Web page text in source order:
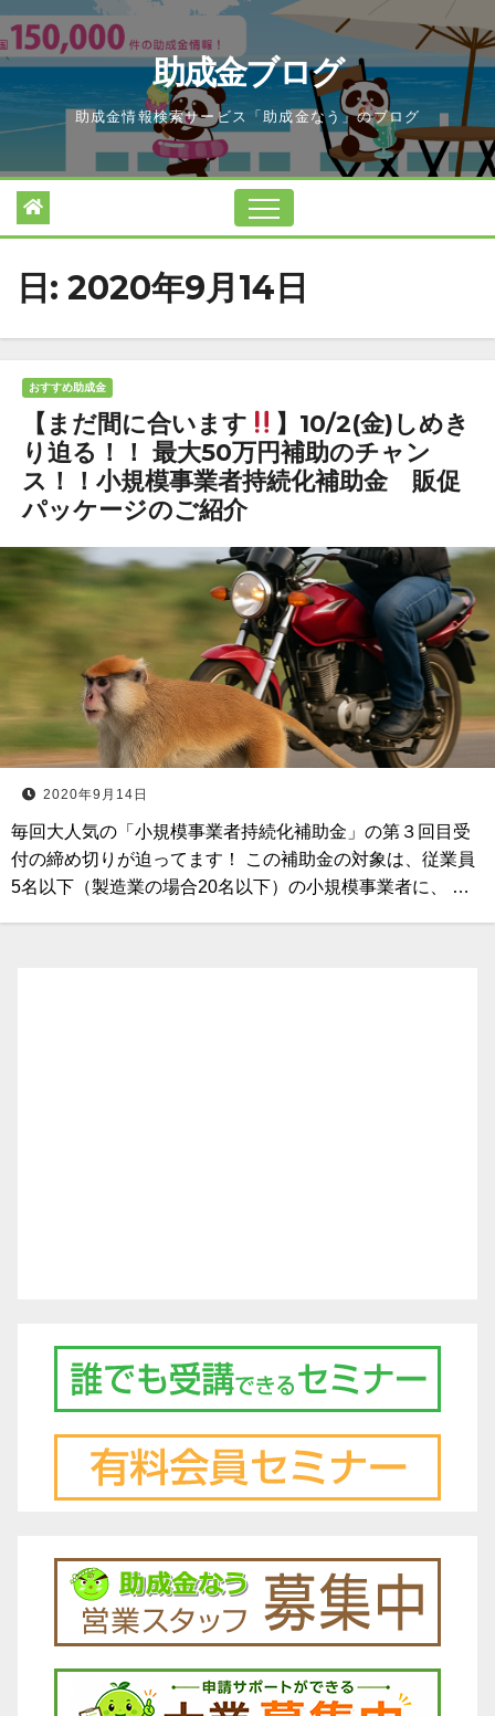
Skip
to
content
助成金ブログ
助成金情報検索サービス「助成金なう」のブログ
日: 2020年9月14日
おすすめ助成金
【まだ間に合います
】10/2(金)しめき
り迫る！！ 最大50万円補助のチャン
ス！！小規模事業者持続化補助金 販促
パッケージのご紹介
2020年9月14日
毎回大人気の「小規模事業者持続化補助金」の第３回目受
付の締め切りが迫ってます！ この補助金の対象は、従業員
5名以下（製造業の場合20名以下）の小規模事業者に、 …